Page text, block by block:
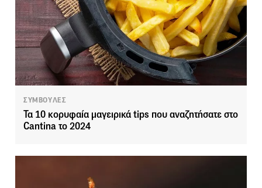
ΣΥΜΒΟΥΛΕΣ
Τα 10 κορυφαία μαγειρικά tips που αναζητήσατε στο
Cantina το 2024